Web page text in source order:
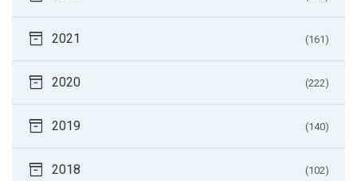
inventory_2 2021 (161)
inventory_2 2020 (222)
inventory_2 2019 (140)
inventory_2 2018 (102)